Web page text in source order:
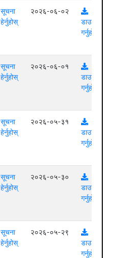
सूचना
हेर्नुहोस्
२०२६-०६-०२
डाउनलोड
गर्नुहोस्
सूचना
हेर्नुहोस्
२०२६-०६-०१
डाउनलोड
गर्नुहोस्
सूचना
हेर्नुहोस्
२०२६-०५-३१
डाउनलोड
गर्नुहोस्
सूचना
हेर्नुहोस्
२०२६-०५-३०
डाउनलोड
गर्नुहोस्
सूचना
हेर्नुहोस्
२०२६-०५-२९
डाउनलोड
गर्नुहोस्